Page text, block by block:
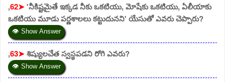
,62➤'నీకిష్టమైతే ఇక్కడ నీకు ఒకటియు, మోషేకు ఒకటియు, ఏలీయాకు
ఒకటియు మూడు పర్ణశాలలు కట్టుదునని' యేసుతో ఎవరు చెప్పారు?
👁 Show Answer
,63➤శిష్యులచేత స్వస్థపడని రోగి ఎవరు?
👁 Show Answer